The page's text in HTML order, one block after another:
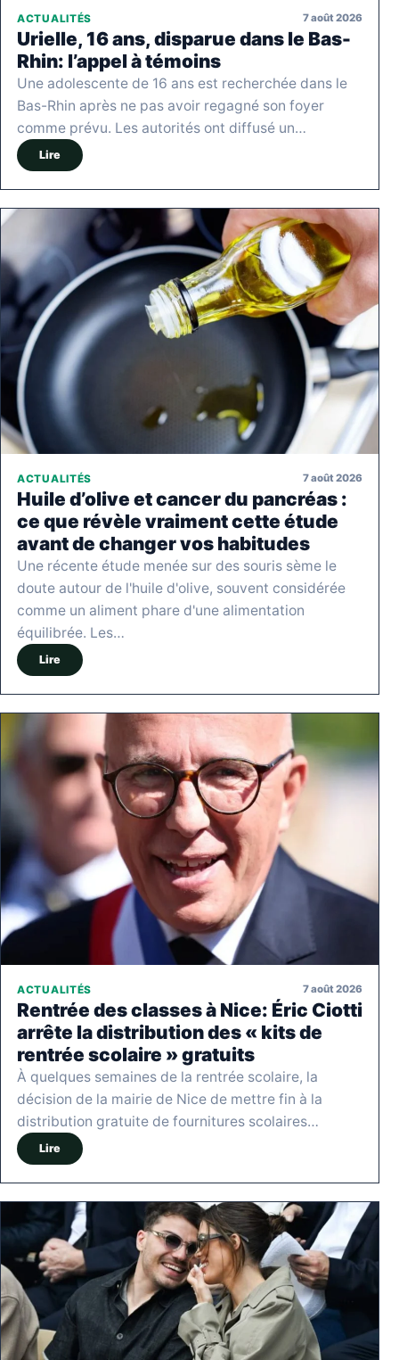
ACTUALITÉS 7 août 2026
Urielle, 16 ans, disparue dans le Bas-
Rhin: l’appel à témoins
Une adolescente de 16 ans est recherchée dans le
Bas-Rhin après ne pas avoir regagné son foyer
comme prévu. Les autorités ont diffusé un…
Lire
ACTUALITÉS 7 août 2026
Huile d’olive et cancer du pancréas :
ce que révèle vraiment cette étude
avant de changer vos habitudes
Une récente étude menée sur des souris sème le
doute autour de l'huile d'olive, souvent considérée
comme un aliment phare d'une alimentation
équilibrée. Les…
Lire
ACTUALITÉS 7 août 2026
Rentrée des classes à Nice: Éric Ciotti
arrête la distribution des « kits de
rentrée scolaire » gratuits
À quelques semaines de la rentrée scolaire, la
décision de la mairie de Nice de mettre fin à la
distribution gratuite de fournitures scolaires…
Lire